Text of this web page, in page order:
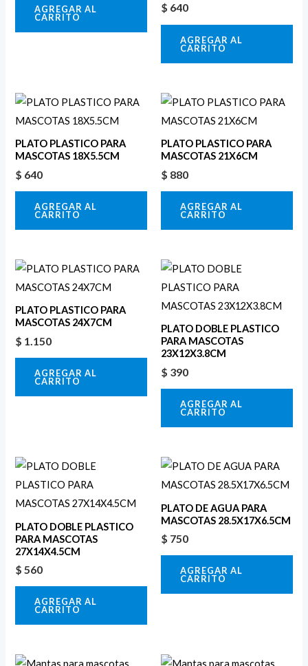
AGREGAR AL
CARRITO
$ 640
AGREGAR AL
CARRITO
PLATO PLASTICO PARA
MASCOTAS 18X5.5CM
$ 640
AGREGAR AL
CARRITO
PLATO PLASTICO PARA
MASCOTAS 21X6CM
$ 880
AGREGAR AL
CARRITO
PLATO PLASTICO PARA
MASCOTAS 24X7CM
$ 1.150
AGREGAR AL
CARRITO
PLATO DOBLE PLASTICO
PARA MASCOTAS
23X12X3.8CM
$ 390
AGREGAR AL
CARRITO
PLATO DOBLE PLASTICO
PARA MASCOTAS
27X14X4.5CM
$ 560
AGREGAR AL
CARRITO
PLATO DE AGUA PARA
MASCOTAS 28.5X17X6.5CM
$ 750
AGREGAR AL
CARRITO